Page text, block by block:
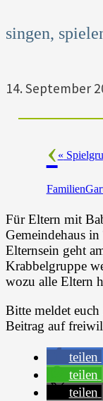
singen,
14. September
«
Für Eltern mit
Gemeindehaus in
Elternsein geht
Krabbelgruppe
wozu alle Eltern
Bitte meldet euch
Beitrag auf
teilen
teilen
teilen